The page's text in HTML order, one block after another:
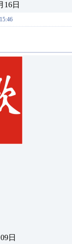
16日
日